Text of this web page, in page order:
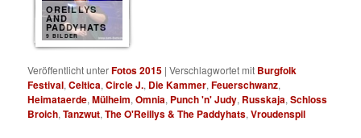
OREILLYS
AND
PADDYHATS
9 BILDER
Veröffentlicht unterFotos 2015 |Verschlagwortet mit Burgfolk
Festival,Celtica,Circle J., Die Kammer,Feuerschwanz,
Heimataerde,Mülheim,Omnia, Punch 'n' Judy, Russkaja,Schloss
Broich,Tanzwut,The O'Reillys & The Paddyhats,Vroudenspil